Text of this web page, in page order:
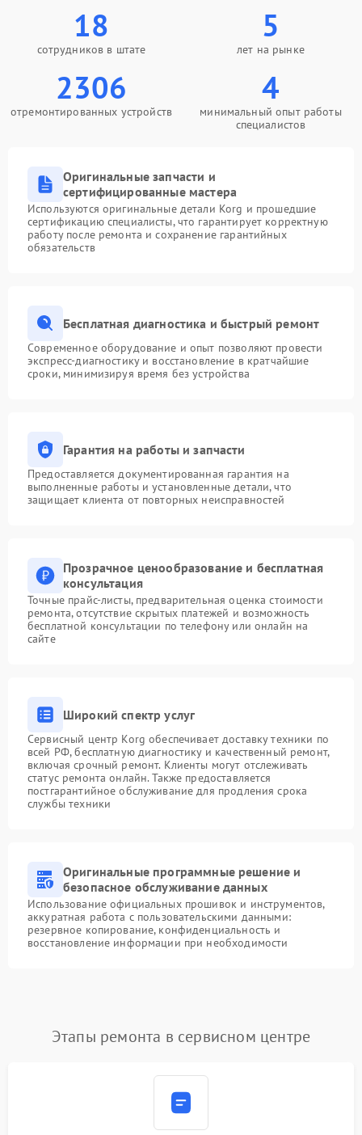
18
сотрудников в штате
5
лет на рынке
2306
отремонтированных устройств
4
минимальный опыт работы
специалистов
Оригинальные запчасти и
сертифицированные мастера
Используются оригинальные детали Korg и прошедшие
сертификацию специалисты, что гарантирует корректную
работу после ремонта и сохранение гарантийных
обязательств
Бесплатная диагностика и быстрый ремонт
Современное оборудование и опыт позволяют провести
экспресс-диагностику и восстановление в кратчайшие
сроки, минимизируя время без устройства
Гарантия на работы и запчасти
Предоставляется документированная гарантия на
выполненные работы и установленные детали, что
защищает клиента от повторных неисправностей
Прозрачное ценообразование и бесплатная
консультация
Точные прайс-листы, предварительная оценка стоимости
ремонта, отсутствие скрытых платежей и возможность
бесплатной консультации по телефону или онлайн на
сайте
Широкий спектр услуг
Сервисный центр Korg обеспечивает доставку техники по
всей РФ, бесплатную диагностику и качественный ремонт,
включая срочный ремонт. Клиенты могут отслеживать
статус ремонта онлайн. Также предоставляется
постгарантийное обслуживание для продления срока
службы техники
Оригинальные программные решение и
безопасное обслуживание данных
Использование официальных прошивок и инструментов,
аккуратная работа с пользовательскими данными:
резервное копирование, конфиденциальность и
восстановление информации при необходимости
Этапы ремонта в сервисном центре